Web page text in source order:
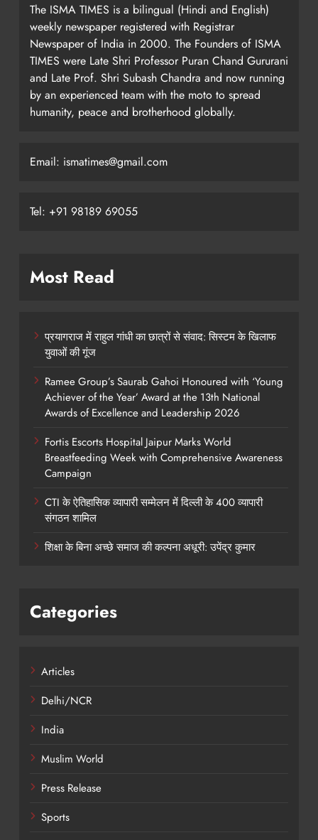
The ISMA TIMES is a bilingual (Hindi and English)
weekly newspaper registered with Registrar
Newspaper of India in 2000. The Founders of ISMA
TIMES were Late Shri Professor Puran Chand Gururani
and Late Prof. Shri Subash Chandra and now running
by an experienced team with the moto to spread
humanity, peace and brotherhood globally.
Email: ismatimes@gmail.com
Tel: +91 98189 69055
Most Read
प्रयागराज में राहुल गांधी का छात्रों से संवाद: सिस्टम के खिलाफ
युवाओं की गूंज
Ramee Group’s Saurab Gahoi Honoured with ‘Young
Achiever of the Year’ Award at the 13th National
Awards of Excellence and Leadership 2026
Fortis Escorts Hospital Jaipur Marks World
Breastfeeding Week with Comprehensive Awareness
Campaign
CTI के ऐतिहासिक व्यापारी सम्मेलन में दिल्ली के 400 व्यापारी
संगठन शामिल
शिक्षा के बिना अच्छे समाज की कल्पना अधूरी: उपेंद्र कुमार
Categories
Articles
Delhi/NCR
India
Muslim World
Press Release
Sports